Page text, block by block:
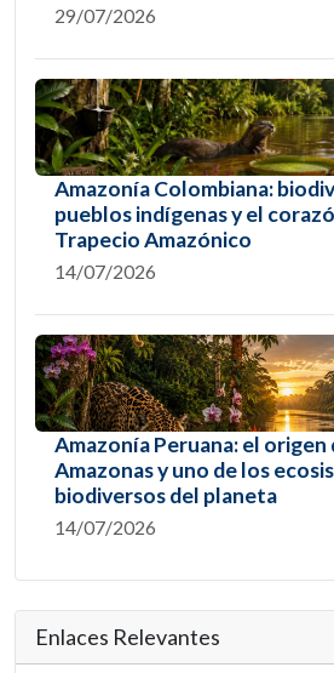
29/07/2026
Amazonía Colombiana:
pueblos indígenas y el
Trapecio Amazónico
14/07/2026
Amazonía Peruana: el origen
Amazonas y uno de los
biodiversos del planeta
14/07/2026
Enlaces Relevantes